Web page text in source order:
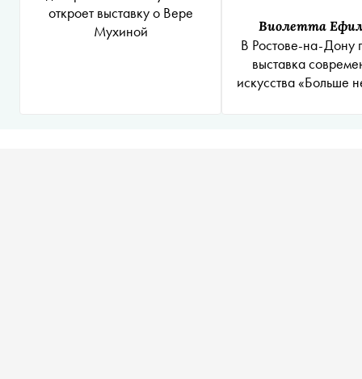
откроет выставку о Вере
Мухиной
Виолетта
В Ростове-на-Дону
выставка
искусства «Больше